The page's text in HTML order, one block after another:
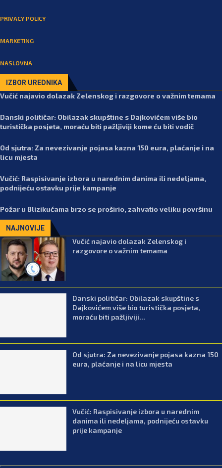
PRIVACY POLICY
MARKETING
NASLOVNA
IZBOR UREDNIKA
Vučić najavio dolazak Zelenskog i razgovore o važnim temama
Danski političar: Obilazak skupštine s Dajkovićem više bio
turistička posjeta, moraću biti pažljiviji kome ću biti vodič
Od sjutra: Za nevezivanje pojasa kazna 150 eura, plaćanje i na
licu mjesta
Vučić: Raspisivanje izbora u narednim danima ili nedeljama,
podnijeću ostavku prije kampanje
Požar u Blizikućama brzo se proširio, zahvatio veliku površinu
NAJNOVIJE
Vučić najavio dolazak Zelenskog i
razgovore o važnim temama
Danski političar: Obilazak skupštine s
Dajkovićem više bio turistička posjeta,
moraću biti pažljiviji...
Od sjutra: Za nevezivanje pojasa kazna 150
eura, plaćanje i na licu mjesta
Vučić: Raspisivanje izbora u narednim
danima ili nedeljama, podnijeću ostavku
prije kampanje